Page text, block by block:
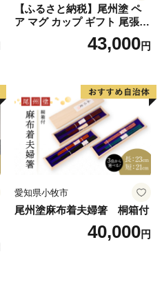
【ふるさと納税】尾州塗 ペ
ア マグ カップ ギフト 尾張漆
漆 漆器 漆器工芸 工芸品 芸術
性 実用性 抗菌性 美味しく安
抗ウイルス効果 お取り寄せ
愛知県 小牧市 送料無料
43,000円
愛知県小牧市
尾州塗麻布着夫婦箸 桐箱付
40,000円